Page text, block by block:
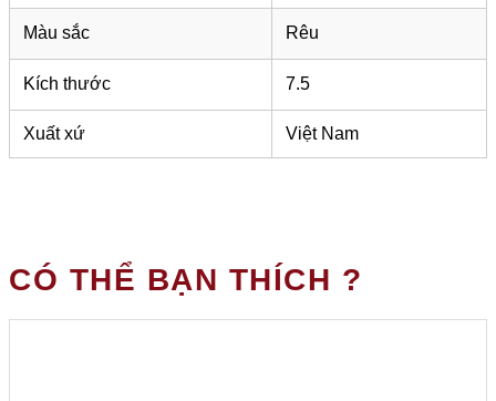
Màu sắc Rêu
Kích thước 7.5
Xuất xứ Việt Nam
CÓ THỂ BẠN THÍCH ?